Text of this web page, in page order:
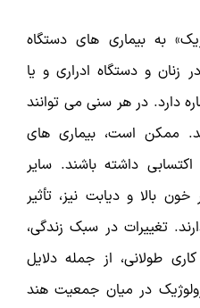
به بیماری‌ های دستگاه
زنان و دستگاه ادراری و یا
دارد. در هر سنی می توانند
ممکن است، بیماری های
داشته باشند. سایر
بالا و دیابت نیز، تأثیر
تغییرات در سبک زندگی،
طولانی، از جمله دلایل
در میان جمعیت هند